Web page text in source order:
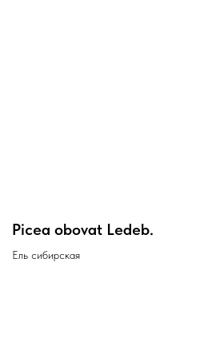
Picea obovat Ledeb.
Ель сибирская